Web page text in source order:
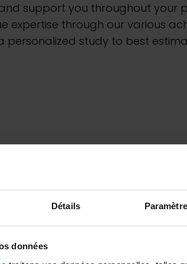
Détails
données
and support you throughout
through our various
personalized study to best